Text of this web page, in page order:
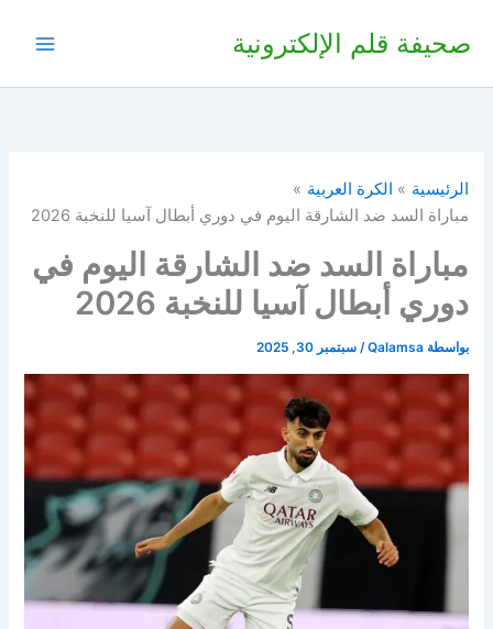
صحيفة قلم الإلكترونية
الرئيسية
الكرة العربية
مباراة السد ضد الشارقة اليوم في دوري أبطال آسيا للنخبة 2026
مباراة السد ضد الشارقة اليوم في
دوري أبطال آسيا للنخبة 2026
بواسطة Qalamsa
/سبتمبر 30, 2025